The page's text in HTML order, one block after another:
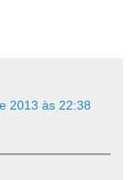
2013 às 22:38